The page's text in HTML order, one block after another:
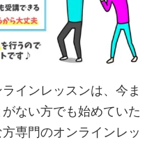
インレッスンは、今ま
ない方でも始めていた
専門のオンラインレッ